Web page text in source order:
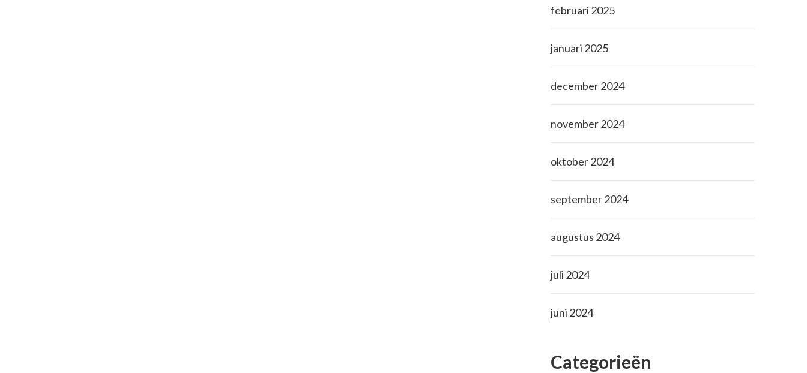
februari 2025
januari 2025
december 2024
november 2024
oktober 2024
september 2024
augustus 2024
juli 2024
juni 2024
Categorieën